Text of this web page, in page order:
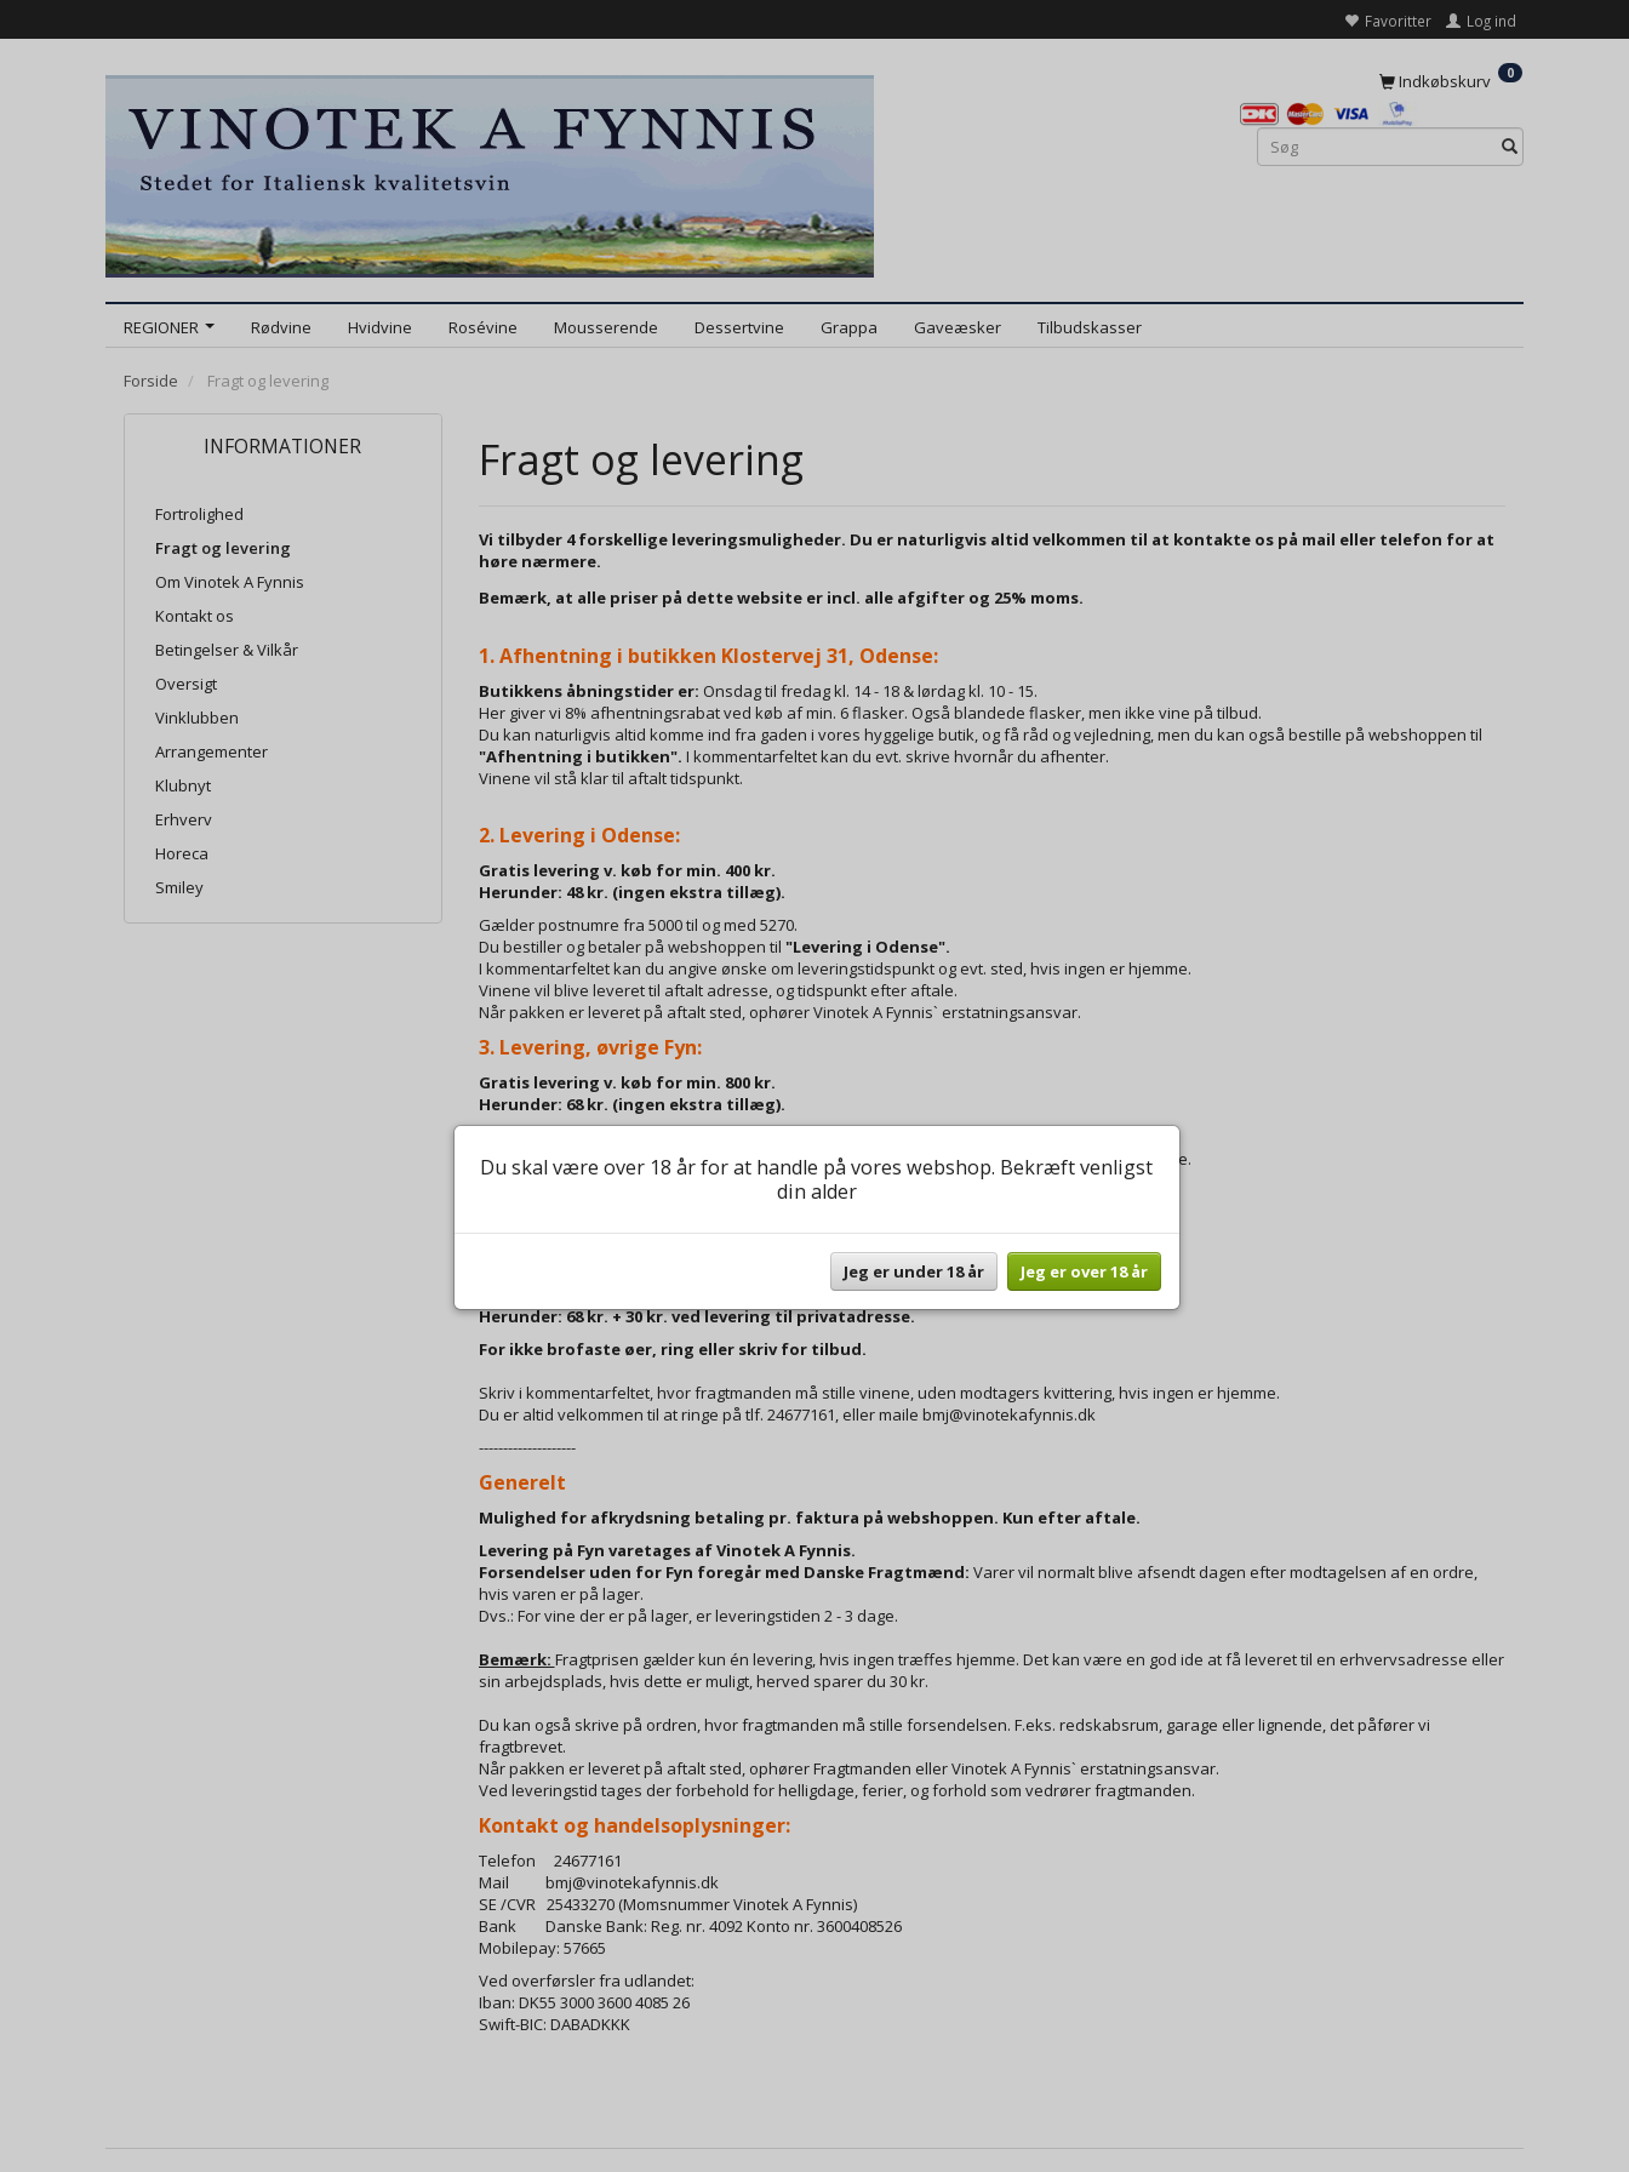
Favoritter Log ind
Indkøbskurv 0
REGIONER Rødvine Hvidvine Rosévine Mousserende Dessertvine Grappa Gaveæsker Tilbudskasser
Forside Fragt og levering
INFORMATIONER
Fortrolighed
Fragt og levering
Om Vinotek A Fynnis
Kontakt os
Betingelser & Vilkår
Oversigt
Vinklubben
Arrangementer
Klubnyt
Erhverv
Horeca
Smiley
Fragt og levering
Vi tilbyder 4 forskellige leveringsmuligheder. Du er naturligvis altid velkommen til at kontakte os på mail eller telefon for at
høre nærmere.
Bemærk, at alle priser på dette website er incl. alle afgifter og 25% moms.
1. Afhentning i butikken Klostervej 31, Odense:
Butikkens åbningstider er: Onsdag til fredag kl. 14 - 18 & lørdag kl. 10 - 15.
Her giver vi 8% afhentningsrabat ved køb af min. 6 flasker. Også blandede flasker, men ikke vine på tilbud.
Du kan naturligvis altid komme ind fra gaden i vores hyggelige butik, og få råd og vejledning, men du kan også bestille på webshoppen til
"Afhentning i butikken". I kommentarfeltet kan du evt. skrive hvornår du afhenter.
Vinene vil stå klar til aftalt tidspunkt.
2. Levering i Odense:
Gratis levering v. køb for min. 400 kr.
Herunder: 48 kr. (ingen ekstra tillæg).
Gælder postnumre fra 5000 til og med 5270.
Du bestiller og betaler på webshoppen til "Levering i Odense".
I kommentarfeltet kan du angive ønske om leveringstidspunkt og evt. sted, hvis ingen er hjemme.
Vinene vil blive leveret til aftalt adresse, og tidspunkt efter aftale.
Når pakken er leveret på aftalt sted, ophører Vinotek A Fynnis` erstatningsansvar.
3. Levering, øvrige Fyn:
Gratis levering v. køb for min. 800 kr.
Herunder: 68 kr. (ingen ekstra tillæg).
I kommentarfeltet kan du angive ønske om leveringstidspunkt og evt. sted, hvis ingen er hjemme.
Vinene vil blive leveret til aftalt adresse, og tidspunkt efter aftale.
Når pakken er leveret på aftalt sted, ophører Vinotek A Fynnis` erstatningsansvar.
4. Levering resten af Danmark, (excl. ikke brofaste øer):
Herunder: 68 kr. + 30 kr. ved levering til privatadresse.
For ikke brofaste øer, ring eller skriv for tilbud.
Skriv i kommentarfeltet, hvor fragtmanden må stille vinene, uden modtagers kvittering, hvis ingen er hjemme.
Du er altid velkommen til at ringe på tlf. 24677161, eller maile bmj@vinotekafynnis.dk
--------------------
Generelt
Mulighed for afkrydsning betaling pr. faktura på webshoppen. Kun efter aftale.
Levering på Fyn varetages af Vinotek A Fynnis.
Forsendelser uden for Fyn foregår med Danske Fragtmænd: Varer vil normalt blive afsendt dagen efter modtagelsen af en ordre,
hvis varen er på lager.
Dvs.: For vine der er på lager, er leveringstiden 2 - 3 dage.
Bemærk: Fragtprisen gælder kun én levering, hvis ingen træffes hjemme. Det kan være en god ide at få leveret til en erhvervsadresse eller
sin arbejdsplads, hvis dette er muligt, herved sparer du 30 kr.
Du kan også skrive på ordren, hvor fragtmanden må stille forsendelsen. F.eks. redskabsrum, garage eller lignende, det påfører vi
fragtbrevet.
Når pakken er leveret på aftalt sted, ophører Fragtmanden eller Vinotek A Fynnis` erstatningsansvar.
Ved leveringstid tages der forbehold for helligdage, ferier, og forhold som vedrører fragtmanden.
Kontakt og handelsoplysninger:
Telefon 24677161
Mail bmj@vinotekafynnis.dk
SE /CVR 25433270 (Momsnummer Vinotek A Fynnis)
Bank Danske Bank: Reg. nr. 4092 Konto nr. 3600408526
Mobilepay: 57665
Ved overførsler fra udlandet:
Iban: DK55 3000 3600 4085 26
Swift-BIC: DABADKKK
Du skal være over 18 år for at handle på vores webshop. Bekræft venligst
din alder
Jeg er under 18 år Jeg er over 18 år